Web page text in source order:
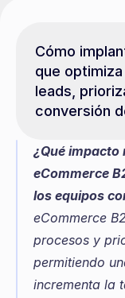
Cómo
que
leads,
conversión
¿Qué impacto
eCommerce
los equipos
eCommerce
procesos y
permitiendo
incrementa la